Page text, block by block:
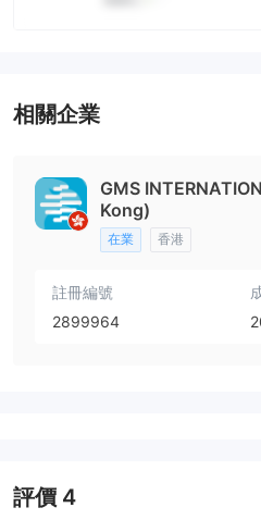
相關企業
GMS
Kong)
在業 香港
註冊編號
2899964
評價 4